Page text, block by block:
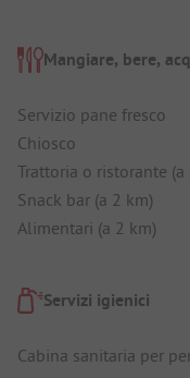
Mangiare, bere,
Servizio pane fresco
Chiosco
Trattoria o ristorante (a
Snack bar (a 2 km)
Alimentari (a 2 km)
Servizi igienici
Cabina sanitaria per